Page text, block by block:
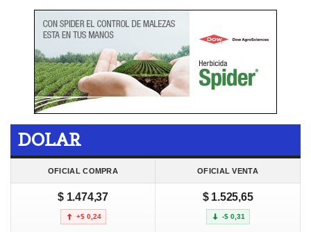
DOLAR
OFICIAL COMPRA OFICIAL VENTA
$ 1.474,37
+$ 0,24
$ 1.525,65
-$ 0,31